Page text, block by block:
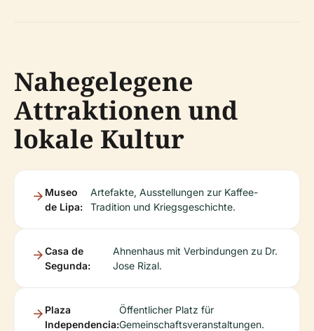
Nahegelegene
Attraktionen und
lokale Kultur
Museo
de Lipa:
Artefakte, Ausstellungen zur Kaffee-
Tradition und Kriegsgeschichte.
Casa de
Segunda:
Ahnenhaus mit Verbindungen zu Dr.
Jose Rizal.
Plaza
Independencia:
Öffentlicher Platz für
Gemeinschaftsveranstaltungen.